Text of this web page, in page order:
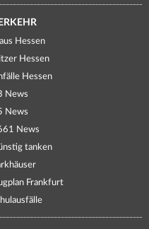
Hessen
Hessen
Hessen
News
News
News
tanken
Frankfurt